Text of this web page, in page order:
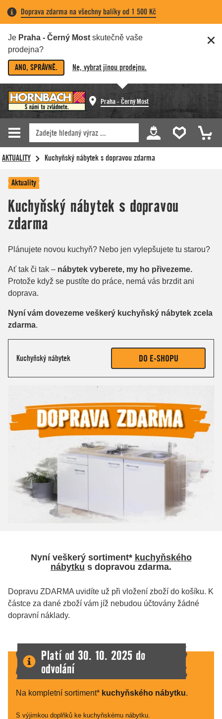
Doprava zdarma na všechny balíky od 1 500 Kč
Je Praha - Černý Most skutečně vaše
prodejna?
ANO, SPRÁVNĚ. Ne, vybrat jinou prodejnu.
Praha - Černý Most